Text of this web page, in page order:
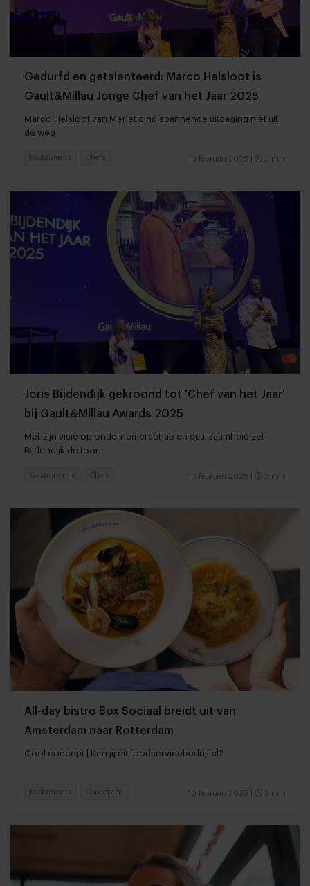
Gedurfd en getalenteerd: Marco Helsloot is
Gault&Millau Jonge Chef van het Jaar 2025
Marco Helsloot van Merlet ging spannende uitdaging niet uit
de weg
10 februari 2025 2 min
Restaurants Chefs
Joris Bijdendijk gekroond tot 'Chef van het Jaar'
bij Gault&Millau Awards 2025
Met zijn visie op ondernemerschap en duurzaamheid zet
Bijdendijk de toon
10 februari 2025 3 min
Gastronomie Chefs
All-day bistro Box Sociaal breidt uit van
Amsterdam naar Rotterdam
Cool concept | Ken jij dit foodservicebedrijf al?
10 februari 2025 2 min
Restaurants Concepten